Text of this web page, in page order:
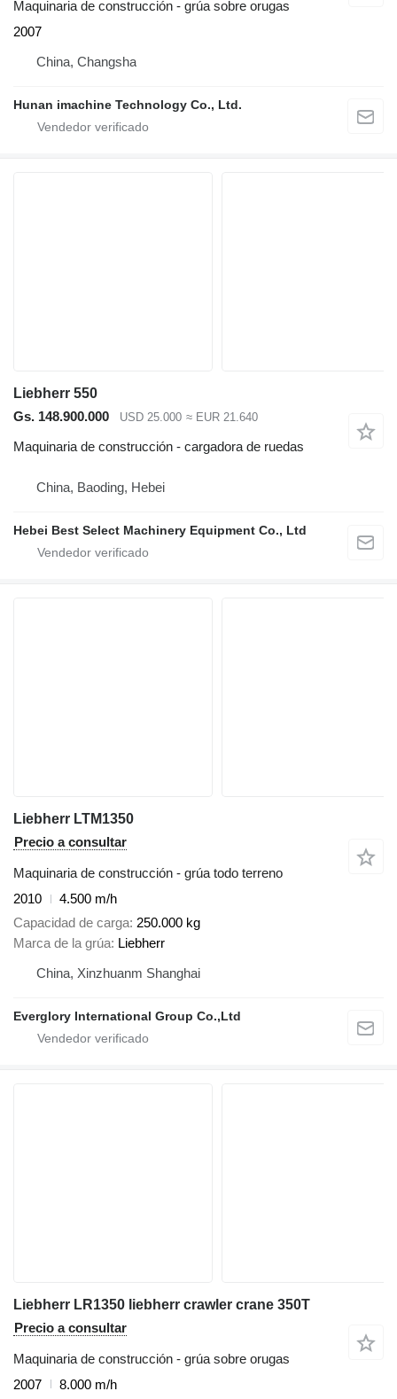
Maquinaria de construcción - grúa sobre orugas
2007
China, Changsha
Hunan imachine Technology Co., Ltd.
Liebherr 550
Gs. 148.900.000
USD 25.000 ≈ EUR 21.640
Maquinaria de construcción - cargadora de ruedas
China, Baoding, Hebei
Hebei Best Select Machinery Equipment Co., Ltd
Liebherr LTM1350
Precio a consultar
Maquinaria de construcción - grúa todo terreno
2010
4.500 m/h
Capacidad de carga 250.000 kg
Marca de la grúa Liebherr
China, Xinzhuanm Shanghai
Everglory International Group Co.,Ltd
Liebherr LR1350 liebherr crawler crane 350T
Precio a consultar
Maquinaria de construcción - grúa sobre orugas
2007
8.000 m/h